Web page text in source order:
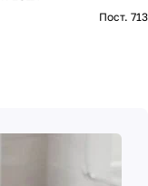
Пост. 713